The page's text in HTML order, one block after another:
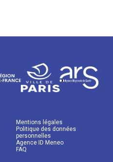
Mentions légales
Politique des données
personnelles
Agence ID Meneo
FAQ